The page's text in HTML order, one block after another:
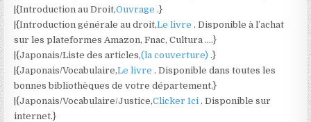
|{Introduction au Droit,Ouvrage.}
|{Introduction générale au droit,Le livre. Disponible à l’achat
sur les plateformes Amazon, Fnac, Cultura ….}
|{Japonais/Liste des articles,(la couverture).}
|{Japonais/Vocabulaire,Le livre. Disponible dans toutes les
bonnes bibliothèques de votre département.}
|{Japonais/Vocabulaire/Justice,Clicker Ici. Disponible sur
internet.}